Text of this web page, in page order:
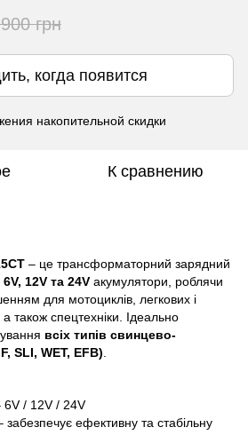
грн
когда появится
накопительной скидки
К сравнению
– це трансформаторний зарядний
6V, 12V та 24V акумулятори, роблячи
для мотоциклів, легкових і
також спецтехніки. Ідеально
всіх типів свинцево-
SLI, WET, EFB)
6V / 12V / 24V
забезпечує ефективну та стабільну